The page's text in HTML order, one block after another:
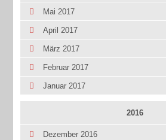
Mai 2017
April 2017
März 2017
Februar 2017
Januar 2017
2016
Dezember 2016